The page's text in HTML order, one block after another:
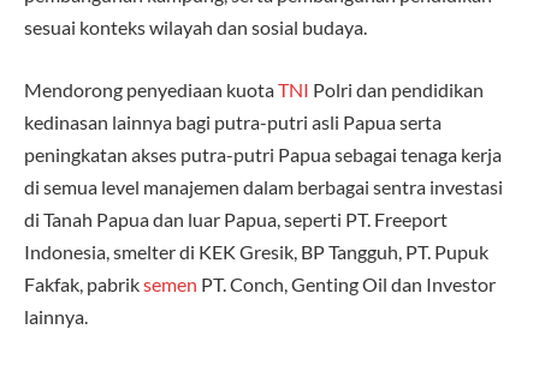
sesuai konteks wilayah dan sosial budaya.
Mendorong penyediaan kuotaTNI Polri dan pendidikan
kedinasan lainnya bagi putra-putri asli Papua serta
peningkatan akses putra-putri Papua sebagai tenaga kerja
di semua level manajemen dalam berbagai sentra investasi
di Tanah Papua dan luar Papua, seperti PT. Freeport
Indonesia, smelter di KEK Gresik, BP Tangguh, PT. Pupuk
Fakfak, pabriksemen PT. Conch, Genting Oil dan Investor
lainnya.